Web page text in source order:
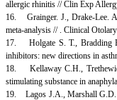
allergic rhinitis // Clin Exp
16. Grainger. J., Drake-Lee.
meta-analysis // . Clinical
17. Holgate S. T., Bradding
inhibitors: new directions in
18. Kellaway C.H.,
stimulating substance in
19. Lagos J.A., Marshall G.D.